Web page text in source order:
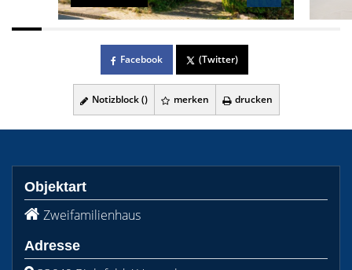
Facebook (Twitter)
Notizblock () merken drucken
Objektart
Zweifamilienhaus
Adresse